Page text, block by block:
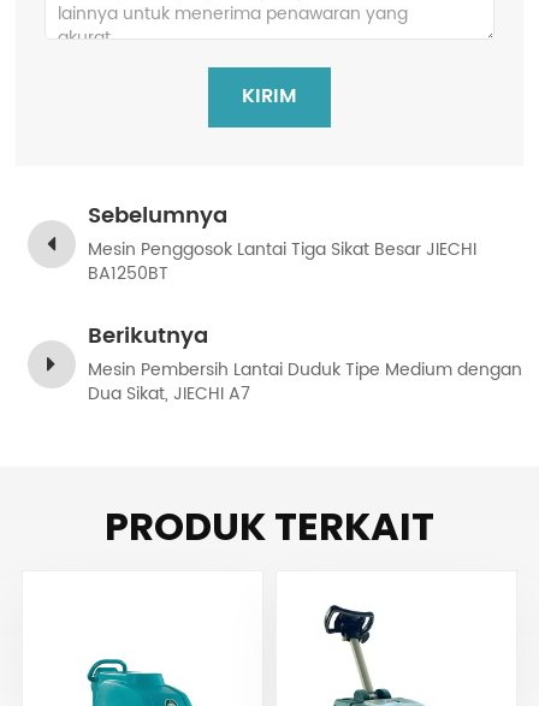
KIRIM
Sebelumnya
Mesin Penggosok Lantai Tiga Sikat Besar JIECHI
BA1250BT
Berikutnya
Mesin Pembersih Lantai Duduk Tipe Medium dengan
Dua Sikat, JIECHI A7
PRODUK TERKAIT